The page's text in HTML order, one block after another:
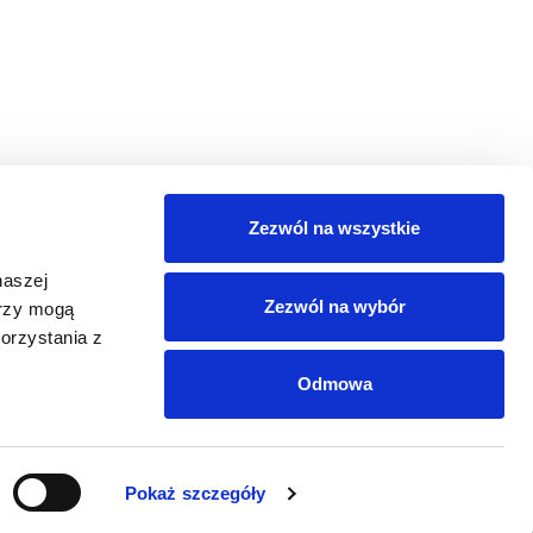
mogą
z
Pokaż szczegóły
Zezwól na wszystkie
Zezwól na wybór
Odmowa
SPOŁECZNOŚCIOWYCH